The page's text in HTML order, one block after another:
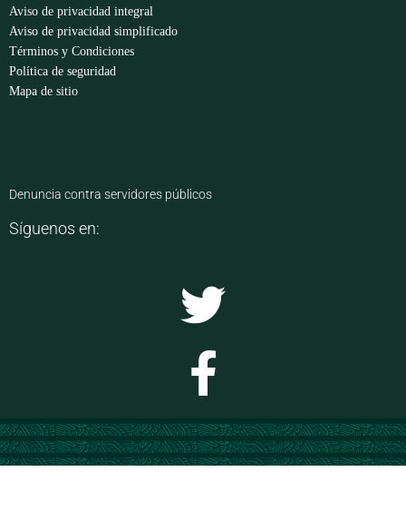
Aviso de privacidad integral
Aviso de privacidad simplificado
Términos y Condiciones
Política de seguridad
Mapa de sitio
Denuncia contra servidores públicos
Síguenos en: